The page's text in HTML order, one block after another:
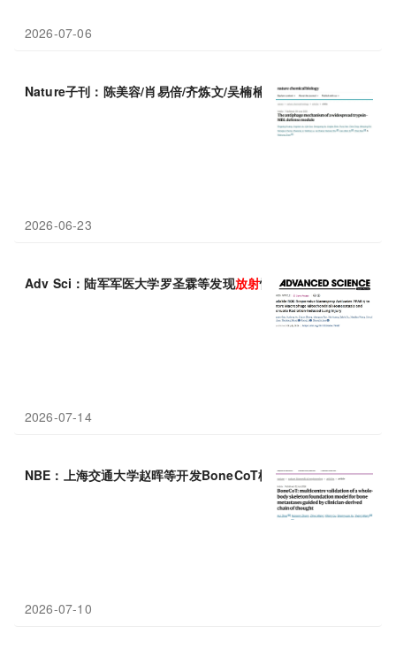
2026-07-06
Nature子刊：陈美容/肖易倍/齐炼文/吴楠楠等揭示细菌抵抗
2026-06-23
Adv Sci：陆军军医大学罗圣霖等发现放射性肺损伤防护新策略
2026-07-14
NBE：上海交通大学赵晖等开发BoneCoT模型，实现骨转移瘤精
2026-07-10